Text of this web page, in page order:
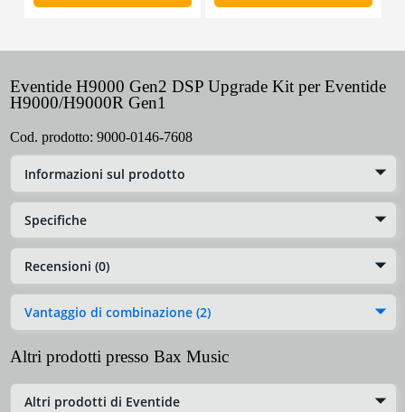
Eventide H9000 Gen2 DSP Upgrade Kit per Eventide
H9000/H9000R Gen1
Cod. prodotto: 9000-0146-7608
Informazioni sul prodotto
Specifiche
Recensioni (0)
Vantaggio di combinazione (2)
Altri prodotti presso Bax Music
Altri prodotti di Eventide